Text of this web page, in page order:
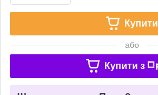
Купити
або
Купити з